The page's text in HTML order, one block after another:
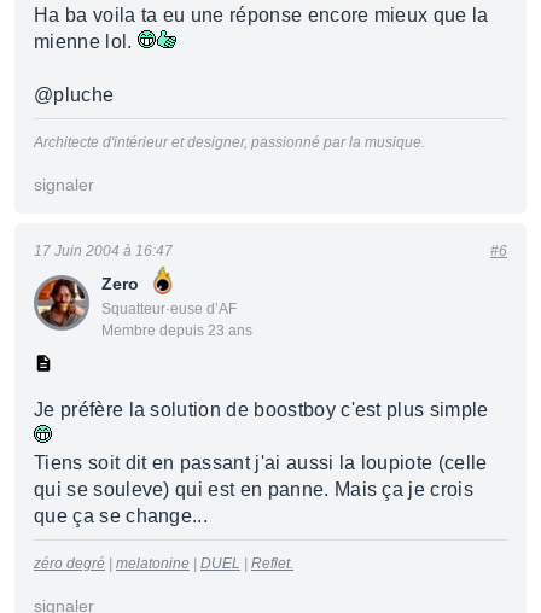
Ha ba voila ta eu une réponse encore mieux que la
mienne lol.
@pluche
Architecte d'intérieur et designer, passionné par la musique.
signaler
Zero
Squatteur·euse d’AF
Membre depuis 23 ans
17 Juin 2004 à 16:47 #6
Je préfère la solution de boostboy c'est plus simple
Tiens soit dit en passant j'ai aussi la loupiote (celle
qui se souleve) qui est en panne. Mais ça je crois
que ça se change...
zéro degré melatonine DUEL Reflet.
signaler